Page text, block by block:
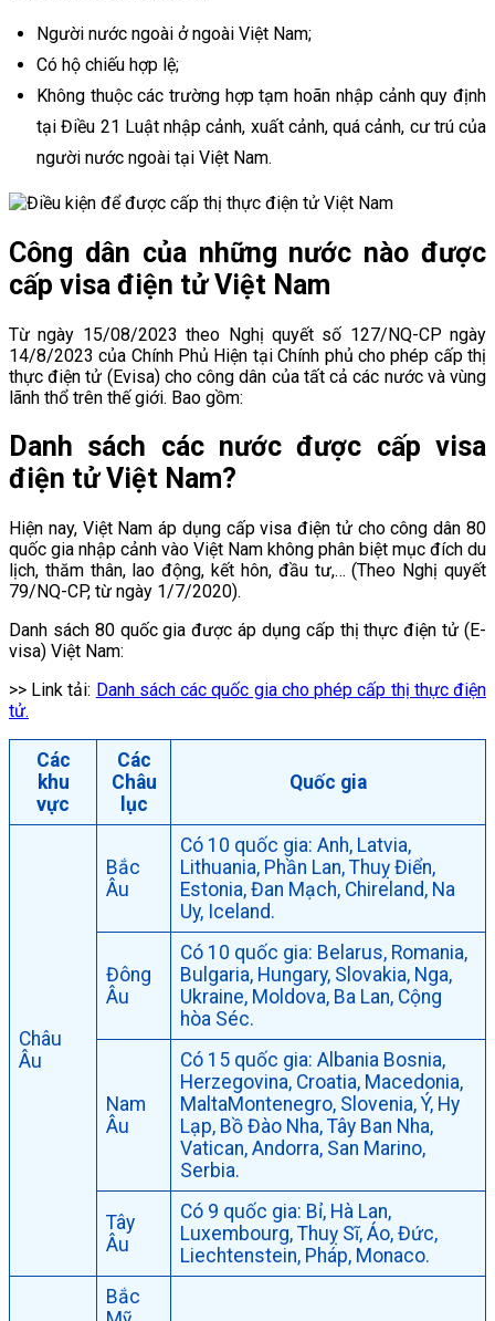
Người nước ngoài ở ngoài Việt Nam;
Có hộ chiếu hợp lệ;
Không thuộc các trường hợp tạm hoãn nhập cảnh quy định
tại Điều 21 Luật nhập cảnh, xuất cảnh, quá cảnh, cư trú của
người nước ngoài tại Việt Nam.
Công dân của những nước nào được
cấp visa điện tử Việt Nam
Từ ngày 15/08/2023 theo Nghị quyết số 127/NQ-CP ngày
14/8/2023 của Chính Phủ Hiện tại Chính phủ cho phép cấp thị
thực điện tử (Evisa) cho công dân của tất cả các nước và vùng
lãnh thổ trên thế giới. Bao gồm:
Danh sách các nước được cấp visa
điện tử Việt Nam?
Hiện nay, Việt Nam áp dụng cấp visa điện tử cho công dân 80
quốc gia nhập cảnh vào Việt Nam không phân biệt mục đích du
lịch, thăm thân, lao động, kết hôn, đầu tư,… (Theo Nghị quyết
79/NQ-CP, từ ngày 1/7/2020).
Danh sách 80 quốc gia được áp dụng cấp thị thực điện tử (E-
visa) Việt Nam:
>> Link tải: Danh sách các quốc gia cho phép cấp thị thực điện
tử.
Các
khu
vực
Các
Châu
lục
Quốc gia
Châu
Âu
Bắc
Âu
Có 10 quốc gia: Anh, Latvia,
Lithuania, Phần Lan, Thuỵ Điển,
Estonia, Đan Mạch, Chireland, Na
Uy, Iceland.
Đông
Âu
Có 10 quốc gia: Belarus, Romania,
Bulgaria, Hungary, Slovakia, Nga,
Ukraine, Moldova, Ba Lan, Cộng
hòa Séc.
Nam
Âu
Có 15 quốc gia: Albania Bosnia,
Herzegovina, Croatia, Macedonia,
MaltaMontenegro, Slovenia, Ý, Hy
Lạp, Bồ Đào Nha, Tây Ban Nha,
Vatican, Andorra, San Marino,
Serbia.
Tây
Âu
Có 9 quốc gia: Bỉ, Hà Lan,
Luxembourg, Thuỵ Sĩ, Áo, Đức,
Liechtenstein, Pháp, Monaco.
Bắc